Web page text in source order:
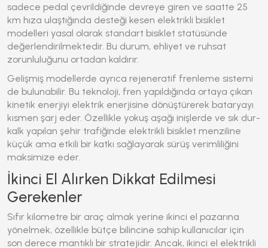
sadece pedal çevrildiğinde devreye giren ve saatte 25
km hıza ulaştığında desteği kesen elektrikli bisiklet
modelleri yasal olarak standart bisiklet statüsünde
değerlendirilmektedir. Bu durum, ehliyet ve ruhsat
zorunluluğunu ortadan kaldırır.
Gelişmiş modellerde ayrıca rejeneratif frenleme sistemi
de bulunabilir. Bu teknoloji, fren yapıldığında ortaya çıkan
kinetik enerjiyi elektrik enerjisine dönüştürerek bataryayı
kısmen şarj eder. Özellikle yokuş aşağı inişlerde ve sık dur-
kalk yapılan şehir trafiğinde elektrikli bisiklet menziline
küçük ama etkili bir katkı sağlayarak sürüş verimliliğini
maksimize eder.
İkinci El Alırken Dikkat Edilmesi
Gerekenler
Sıfır kilometre bir araç almak yerine ikinci el pazarına
yönelmek, özellikle bütçe bilincine sahip kullanıcılar için
son derece mantıklı bir stratejidir. Ancak, ikinci el elektrikli